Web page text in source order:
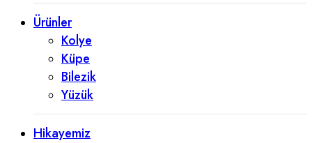
Ürünler
Kolye
Küpe
Bilezik
Yüzük
Hikayemiz